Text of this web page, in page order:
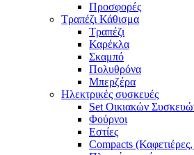
Προσφορές
Τραπέζι Κάθισμα
Τραπέζι
Καρέκλα
Σκαμπό
Πολυθρόνα
Μπερζέρα
Ηλεκτρικές συσκευές
Set Οικιακών
Φούρνοι
Εστίες
Compacts